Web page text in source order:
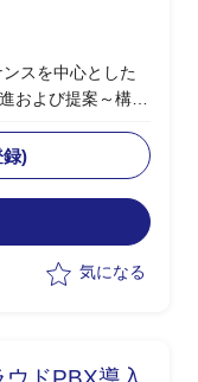
ンスを中心とした
および提案～構築
チェーン向け認証
定
向けシステムを含
録)
気になる